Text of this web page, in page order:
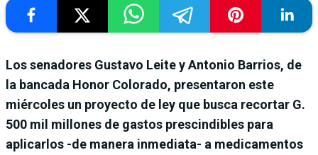
Los senadores Gustavo Leite y Antonio Barrios, de
la bancada Honor Colorado, presentaron este
miércoles un proyecto de ley que busca recortar G.
500 mil millones de gastos prescindibles para
aplicarlos -de manera inmediata- a medicamentos